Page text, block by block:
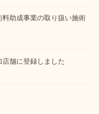
助成事業の取り扱い施術
舗に登録しました